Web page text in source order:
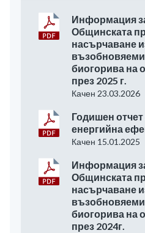
Информация
Общинската
насърчаване
биогорива на
през 2025 г.
Качен 23.03.2026
Годишен
енергийна
Качен 15.01.2025
Информация
Общинската
насърчаване
биогорива на
през 2024г.